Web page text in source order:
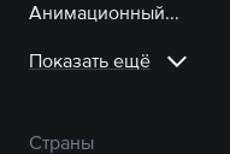
Анимационный...
Показать ещё
Страны